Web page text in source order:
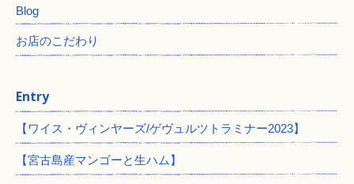
Blog
お店のこだわり
Entry
【ワイス・ヴィンヤーズ/ゲヴュルツトラミナー2023】
【宮古島産マンゴーと生ハム】